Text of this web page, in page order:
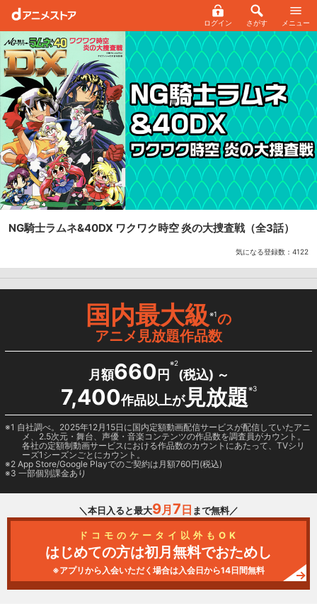
ログイン さがす メニュー
NG騎士ラムネ&40DX ワクワク時空 炎の大捜査戦（全3話）
気になる登録数： 4122
国内最大級※1の
アニメ見放題作品数
月額660 円
※2
(税込) ～
7,400作品以上が見放題※3
1 自社調べ。2025年12月15日に国内定額動画配信サービスが配信していたアニ
メ、2.5次元・舞台、声優・音楽コンテンツの作品数を調査員がカウント。
各社の定額制動画サービスにおける作品数のカウントにあたって、TVシリ
ーズ1シーズンごとにカウント。
2 App Store/Google Playでのご契約は月額760円(税込)
3 一部個別課金あり
＼本日入ると最大9月 7 日 まで無料／
ドコモのケータイ以外もOK
はじめての方は初月無料でおためし
※アプリから入会いただく場合は入会日から14日間無料